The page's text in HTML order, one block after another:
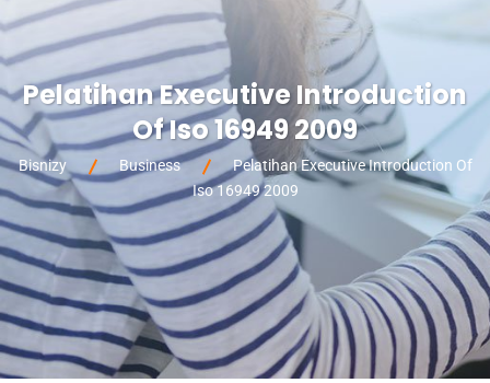
Pelatihan Executive Introduction
Of Iso 16949 2009
Bisnizy Business
Pelatihan Executive Introduction Of
Iso 16949 2009